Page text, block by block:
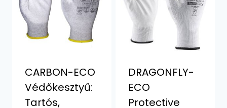
CARBON-ECO
Védőkesztyű:
Tartós,
DRAGONFLY-
ECO
Protective